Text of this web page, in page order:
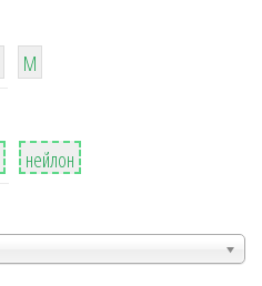
М
2
нейлон